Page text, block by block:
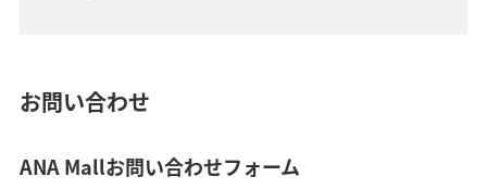
お問い合わせ
ANA Mallお問い合わせフォーム